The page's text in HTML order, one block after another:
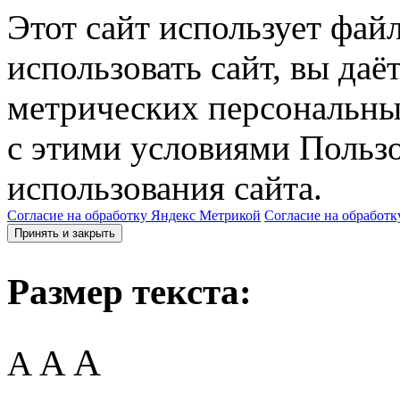
Этот сайт использует
использовать сайт, вы
метрических
с этими условиями
использования сайта.
Согласие на обработку Яндекс Метрикой Согласие на
Принять и закрыть
Размер текста:
A AA